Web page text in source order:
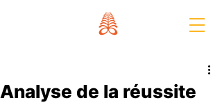
Analyse de la réussite